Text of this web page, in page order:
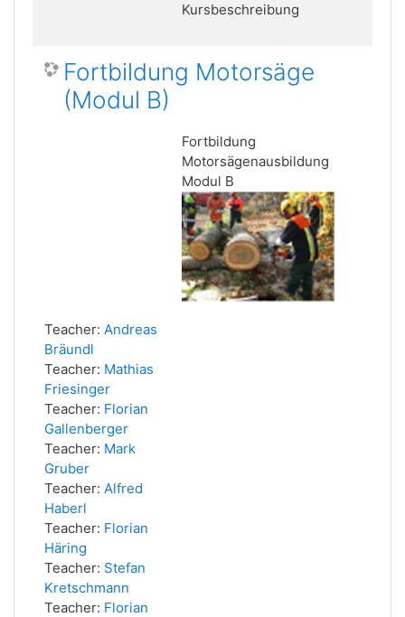
Kursbeschreibung
Fortbildung Motorsäge
(Modul B)
Fortbildung
Motorsägenausbildung
Modul B
Teacher: Andreas
Bräundl
Teacher: Mathias
Friesinger
Teacher: Florian
Gallenberger
Teacher: Mark
Gruber
Teacher: Alfred
Haberl
Teacher: Florian
Häring
Teacher: Stefan
Kretschmann
Teacher: Florian